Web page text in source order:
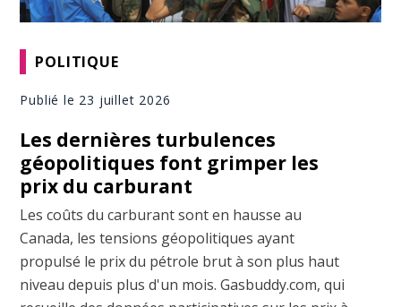
POLITIQUE
Publié le 23 juillet 2026
Les dernières turbulences
géopolitiques font grimper les
prix du carburant
Les coûts du carburant sont en hausse au
Canada, les tensions géopolitiques ayant
propulsé le prix du pétrole brut à son plus haut
niveau depuis plus d'un mois. Gasbuddy.com, qui